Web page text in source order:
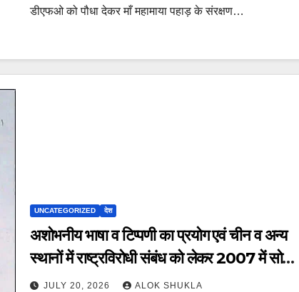
डीएफओ को पौधा देकर माँ महामाया पहाड़ के संरक्षण…
UNCATEGORIZED देश
अशोभनीय भाषा व टिप्पणी का प्रयोग एवं चीन व अन्य
स्थानों में राष्ट्रविरोधी संबंध को लेकर 2007 में सोनम
वांगचुक को लेह कलेक्टर का लिखा पत्र सुर्खियों में।
JULY 20, 2026 ALOK SHUKLA